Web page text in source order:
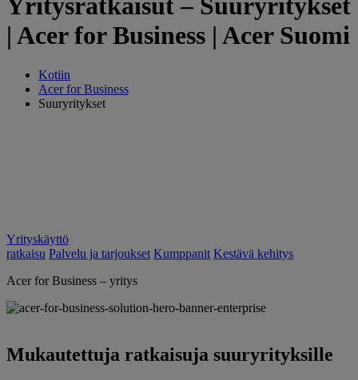
Yritysratkaisut – Suuryritykset
| Acer for Business | Acer Suomi
Kotiin
Acer for Business
Suuryritykset
Yrityskäyttö
ratkaisu Palvelu ja tarjoukset Kumppanit Kestävä kehitys
Acer for Business – yritys
Mukautettuja ratkaisuja suuryrityksille